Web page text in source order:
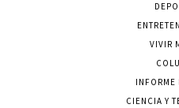
VIVIR
INFORME
CIENCIA Y